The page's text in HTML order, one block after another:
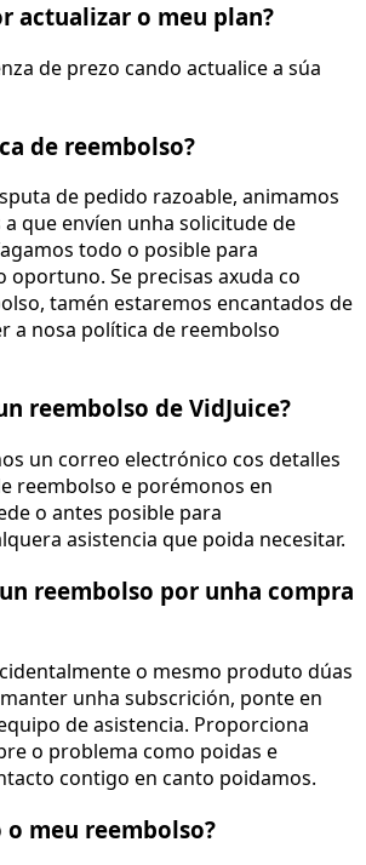
actualizar o meu plan?
de prezo cando actualice a súa
de reembolso?
de pedido razoable, animamos
que envíen unha solicitude de
todo o posible para
oportuno. Se precisas axuda co
tamén estaremos encantados de
a nosa política de reembolso
reembolso de VidJuice?
un correo electrónico cos detalles
reembolso e porémonos en
o antes posible para
asistencia que poida necesitar.
reembolso por unha compra
o mesmo produto dúas
unha subscrición, ponte en
de asistencia. Proporciona
o problema como poidas e
contigo en canto poidamos.
o meu reembolso?